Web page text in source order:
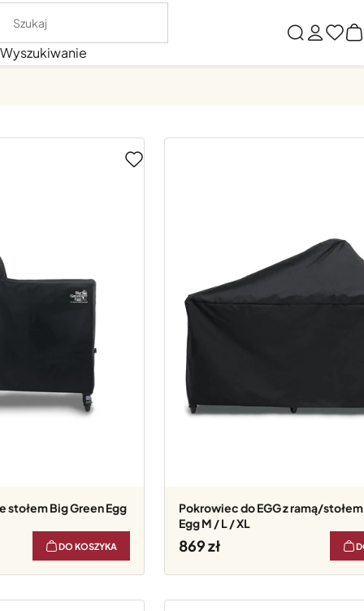
Wyszukiwanie
DO KOSZYKA
Pokrowiec do EGG z ramą/stołem Big Green
Egg M / L / XL
869